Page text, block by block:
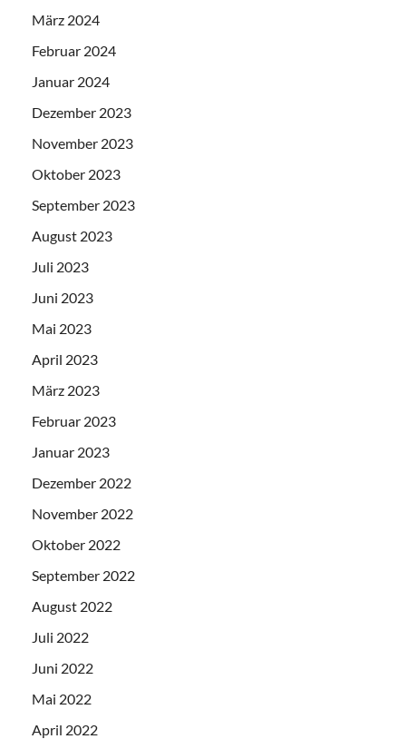
März 2024
Februar 2024
Januar 2024
Dezember 2023
November 2023
Oktober 2023
September 2023
August 2023
Juli 2023
Juni 2023
Mai 2023
April 2023
März 2023
Februar 2023
Januar 2023
Dezember 2022
November 2022
Oktober 2022
September 2022
August 2022
Juli 2022
Juni 2022
Mai 2022
April 2022